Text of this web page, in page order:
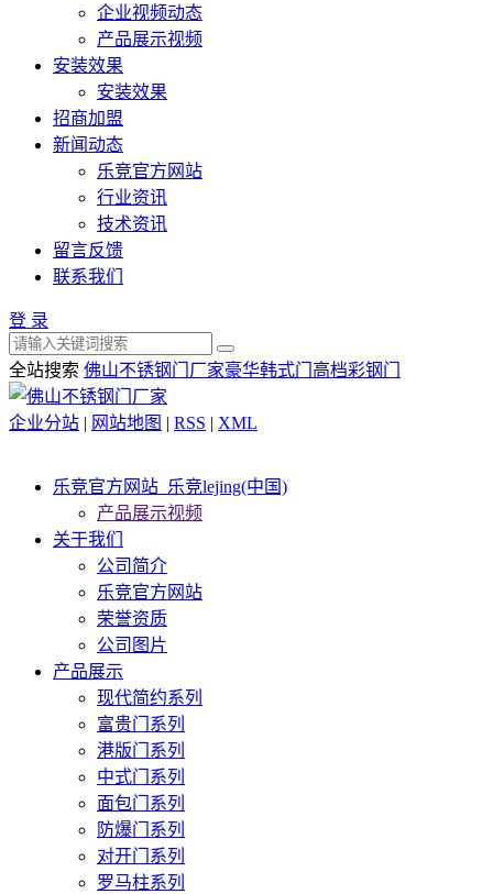
企业视频动态
产品展示视频
安装效果
安装效果
招商加盟
新闻动态
乐竞官方网站
行业资讯
技术资讯
留言反馈
联系我们
登 录
全站搜索 佛山不锈钢门厂家豪华韩式门 高档彩钢门
企业分站 | 网站地图 | RSS | XML
乐竞官方网站_乐竞lejing(中国)
产品展示视频
关于我们
公司简介
乐竞官方网站
荣誉资质
公司图片
产品展示
现代简约系列
富贵门系列
港版门系列
中式门系列
面包门系列
防爆门系列
对开门系列
罗马柱系列